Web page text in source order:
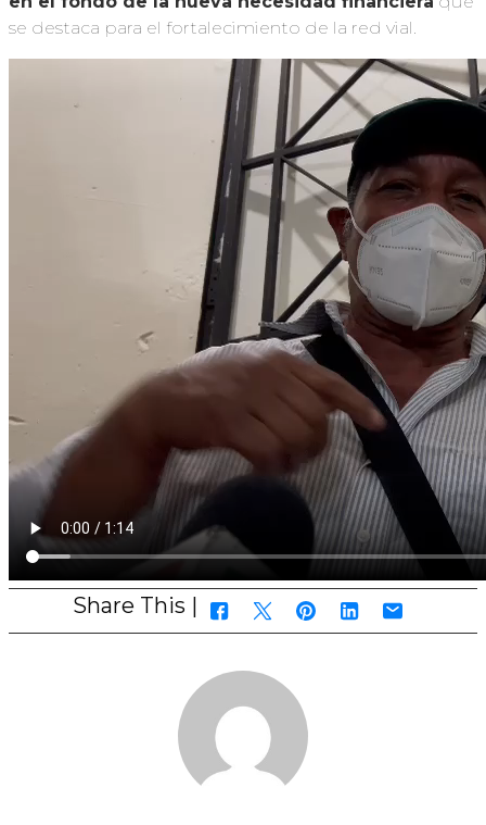
se destaca para el fortalecimiento de la red vial.
Share This |